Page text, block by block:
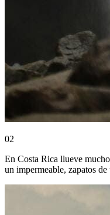
02
En Costa Rica llueve
un impermeable, zapatos